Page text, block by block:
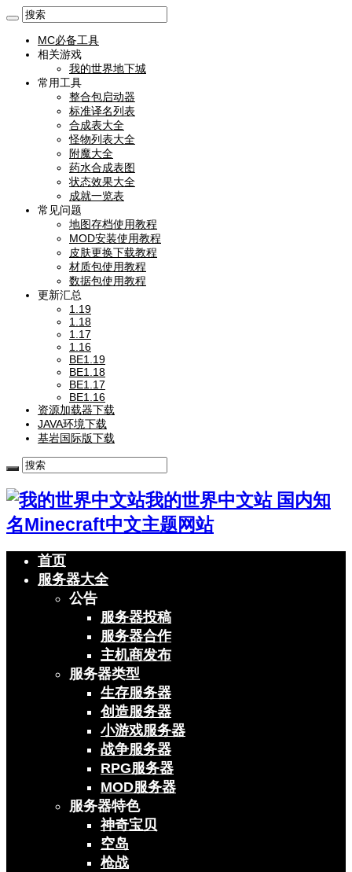
MC必备工具
相关游戏
我的世界地下城
常用工具
整合包启动器
标准译名列表
合成表大全
怪物列表大全
附魔大全
药水合成表图
状态效果大全
成就一览表
常见问题
地图存档使用教程
MOD安装使用教程
皮肤更换下载教程
材质包使用教程
数据包使用教程
更新汇总
1.19
1.18
1.17
1.16
BE1.19
BE1.18
BE1.17
BE1.16
资源加载器下载
JAVA环境下载
基岩国际版下载
我的世界中文站 国内知
名Minecraft中文主题网站
首页
服务器大全
公告
服务器投稿
服务器合作
主机商发布
服务器类型
生存服务器
创造服务器
小游戏服务器
战争服务器
RPG服务器
MOD服务器
服务器特色
神奇宝贝
空岛
枪战